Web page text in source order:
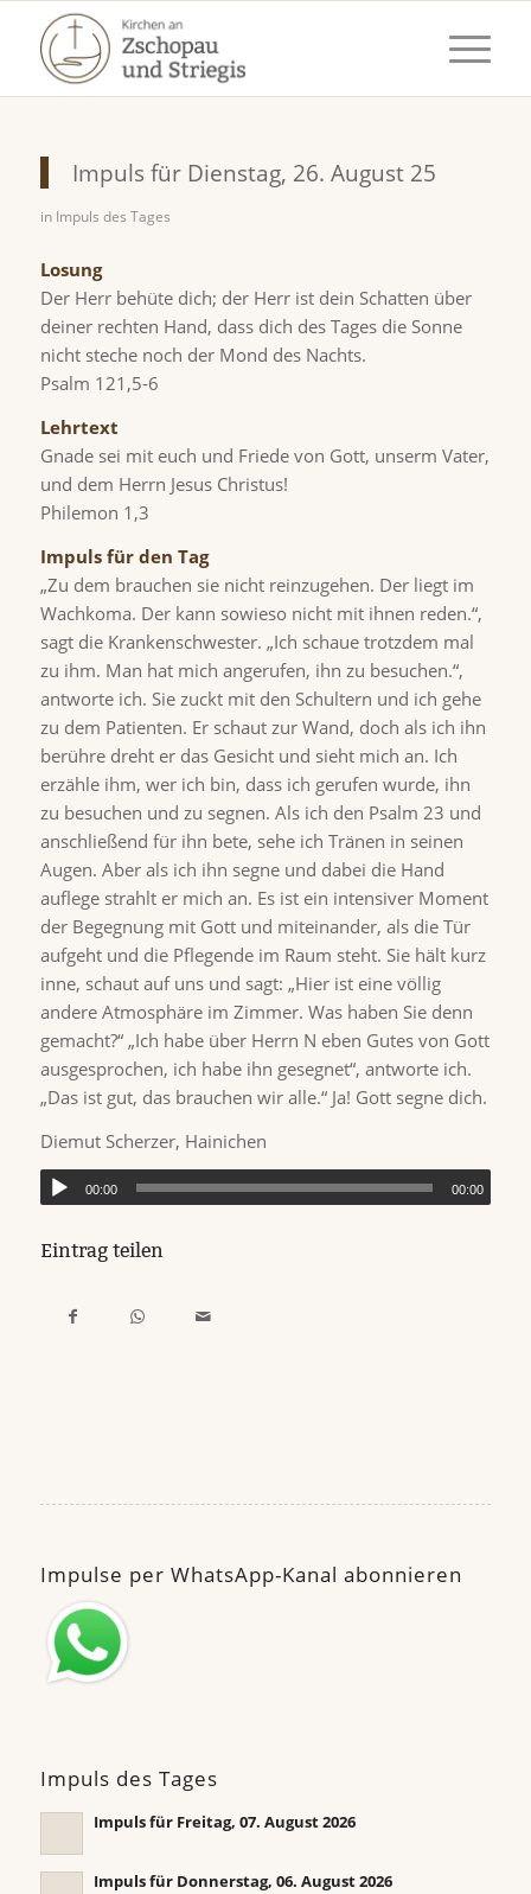
Impuls für Dienstag, 26. August 25
in Impuls des Tages
Losung
Der Herr behüte dich; der Herr ist dein Schatten über
deiner rechten Hand, dass dich des Tages die Sonne
nicht steche noch der Mond des Nachts.
Psalm 121,5-6
Lehrtext
Gnade sei mit euch und Friede von Gott, unserm Vater,
und dem Herrn Jesus Christus!
Philemon 1,3
Impuls für den Tag
„Zu dem brauchen sie nicht reinzugehen. Der liegt im
Wachkoma. Der kann sowieso nicht mit ihnen reden.“,
sagt die Krankenschwester. „Ich schaue trotzdem mal
zu ihm. Man hat mich angerufen, ihn zu besuchen.“,
antworte ich. Sie zuckt mit den Schultern und ich gehe
zu dem Patienten. Er schaut zur Wand, doch als ich ihn
berühre dreht er das Gesicht und sieht mich an. Ich
erzähle ihm, wer ich bin, dass ich gerufen wurde, ihn
zu besuchen und zu segnen. Als ich den Psalm 23 und
anschließend für ihn bete, sehe ich Tränen in seinen
Augen. Aber als ich ihn segne und dabei die Hand
auflege strahlt er mich an. Es ist ein intensiver Moment
der Begegnung mit Gott und miteinander, als die Tür
aufgeht und die Pflegende im Raum steht. Sie hält kurz
inne, schaut auf uns und sagt: „Hier ist eine völlig
andere Atmosphäre im Zimmer. Was haben Sie denn
gemacht?“ „Ich habe über Herrn N eben Gutes von Gott
ausgesprochen, ich habe ihn gesegnet“, antworte ich.
„Das ist gut, das brauchen wir alle.“ Ja! Gott segne dich.
Diemut Scherzer, Hainichen
00:00 00:00
Eintrag teilen
Impulse per WhatsApp-Kanal abonnieren
Impuls des Tages
Impuls für Freitag, 07. August 2026
Impuls für Donnerstag, 06. August 2026